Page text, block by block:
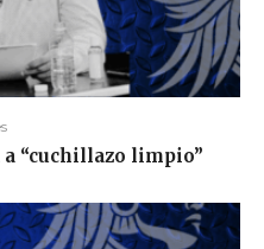
a “cuchillazo limpio”